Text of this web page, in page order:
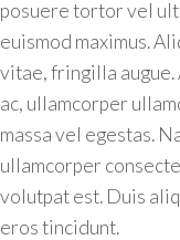
posuere tortor vel
euismod maximus.
vitae, fringilla augue.
ac, ullamcorper
massa vel egestas.
ullamcorper
volutpat est. Duis
eros tincidunt.